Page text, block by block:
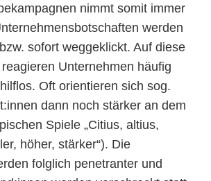
nimmt somit immer
werden
sofort weggeklickt. Auf diese
Unternehmen häufig
Oft orientieren sich sog.
dann noch stärker an dem
Spiele „Citius, altius,
höher, stärker“). Die
folglich penetranter und